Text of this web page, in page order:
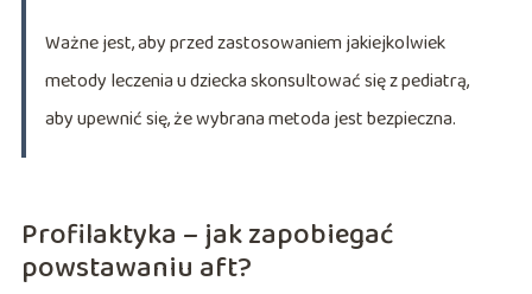
Ważne jest, aby przed zastosowaniem jakiejkolwiek
metody leczenia u dziecka skonsultować się z pediatrą,
aby upewnić się, że wybrana metoda jest bezpieczna.
Profilaktyka – jak zapobiegać
powstawaniu aft?